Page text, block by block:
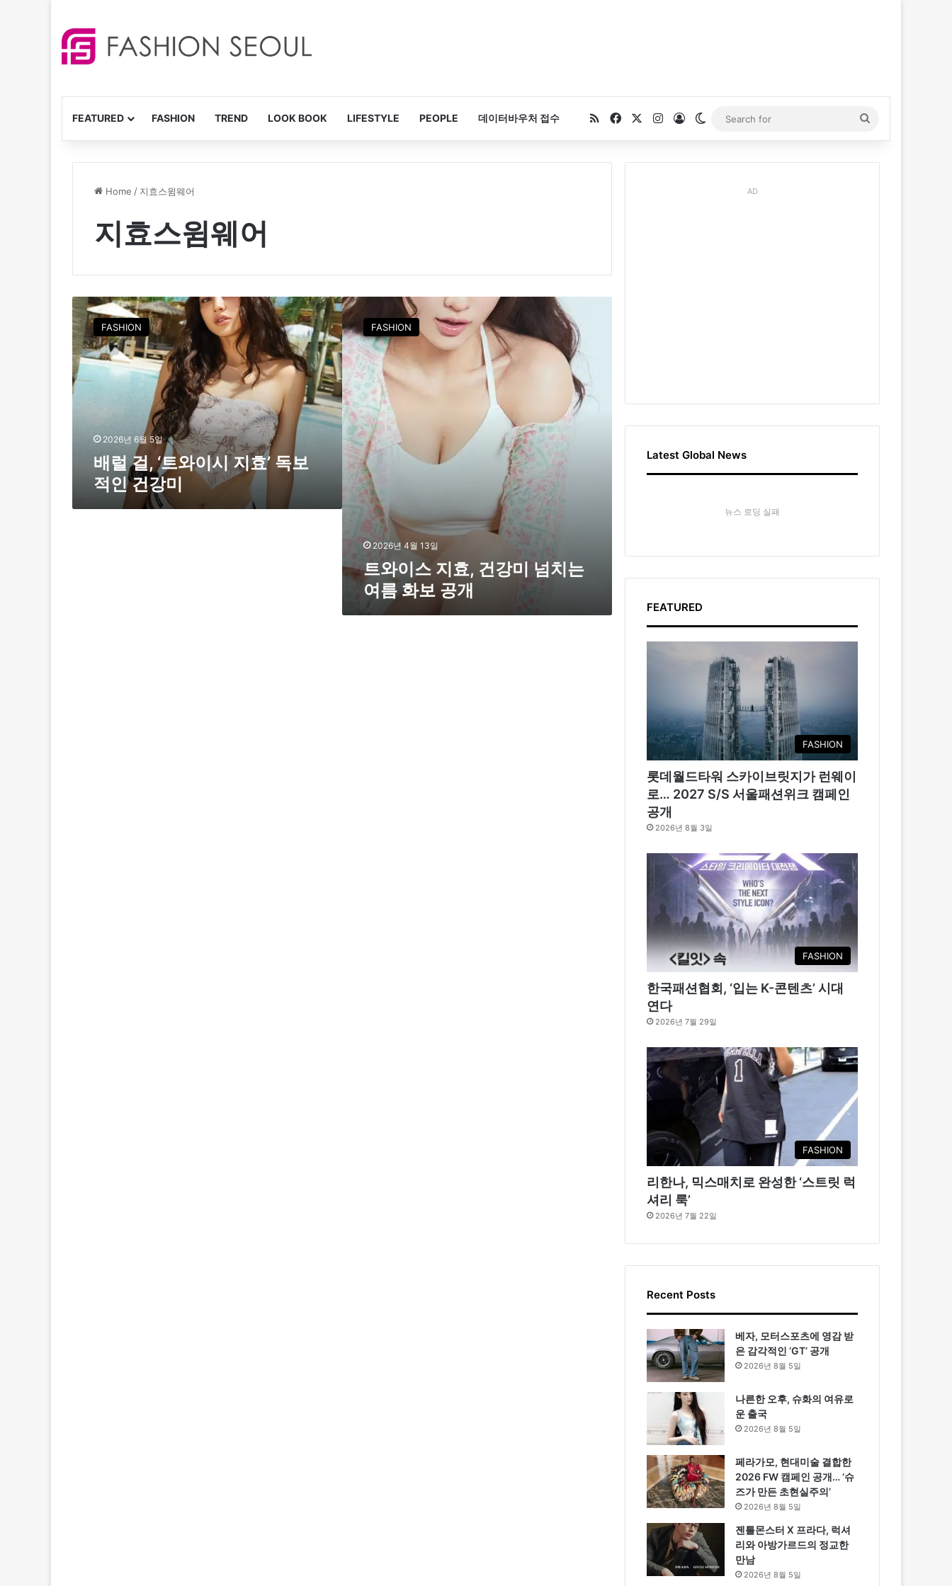
FEATURED FASHION TREND LOOK BOOK LIFESTYLE PEOPLE 데이터바우처 접수 RSS FacebookInstagram
Log InSwitch skin
for
Home / 지효스윔웨어
지효스윔웨어
배
럴
걸
,
‘
트
와
적
FASHION
2026년 6월 5일
배럴 걸, ‘트와이시 지효’ 독보
적인 건강미
트
와
이
스
,
건
미
개
FASHION
2026년 4월 13일
트와이스 지효, 건강미 넘치는
여름 화보 공개
AD
Latest Global News
뉴스 로딩 실패
FEATURED
FASHION
롯데월드타워 스카이브릿지가 런웨이
로… 2027 S/S 서울패션위크 캠페인
공개
2026년 8월 3일
FASHION
한국패션협회, ‘입는 K-콘텐츠’ 시대
연다
2026년 7월 29일
FASHION
리한나, 믹스매치로 완성한 ‘스트릿 럭
셔리 룩’
2026년 7월 22일
Recent Posts
베자, 모터스포츠에 영감 받
은 감각적인 ‘GT’ 공개
2026년 8월 5일
나른한 오후, 슈화의 여유로
운 출국
2026년 8월 5일
페라가모, 현대미술 결합한
2026 FW 캠페인 공개… ‘슈
즈가 만든 초현실주의’
2026년 8월 5일
젠틀몬스터 X 프라다, 럭셔
리와 아방가르드의 정교한
만남
2026년 8월 5일